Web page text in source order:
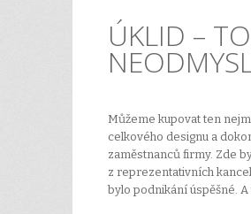
ÚKLID –
Můžeme kupovat ten
celkového designu a
zaměstnanců firmy. Zde
z reprezentativních
bylo podnikání úspěšné.